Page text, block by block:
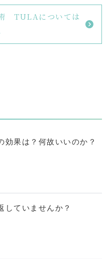
TULAについては
効果は？何故いいのか？
ていませんか？